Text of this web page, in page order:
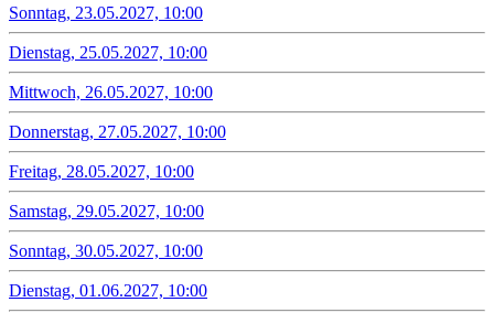
Sonntag, 23.05.2027, 10:00
Dienstag, 25.05.2027, 10:00
Mittwoch, 26.05.2027, 10:00
Donnerstag, 27.05.2027, 10:00
Freitag, 28.05.2027, 10:00
Samstag, 29.05.2027, 10:00
Sonntag, 30.05.2027, 10:00
Dienstag, 01.06.2027, 10:00